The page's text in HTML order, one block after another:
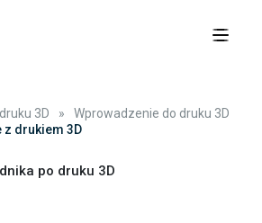
3D »
Wprowadzenie do druku 3D
z drukiem 3D
po druku 3D